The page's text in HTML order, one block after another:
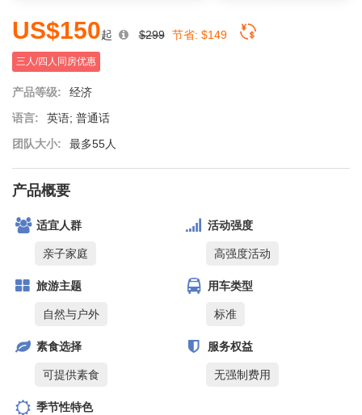
US$150起 $299 节省: $149
三人/四人同房优惠
产品等级:
经济
语言:
英语; 普通话
团队大小:
最多55人
产品概要
适宜人群
亲子家庭
活动强度
高强度活动
旅游主题
自然与户外
用车类型
标准
素食选择
可提供素食
服务权益
无强制费用
季节性特色